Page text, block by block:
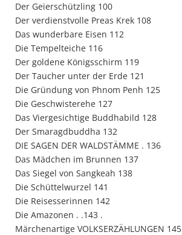
Der Geierschützling 100
Der verdienstvolle Preas Krek 108
Das wunderbare Eisen 112
Die Tempelteiche 116
Der goldene Königsschirm 119
Der Taucher unter der Erde 121
Die Gründung von Phnom Penh 125
Die Geschwisterehe 127
Das Viergesichtige Buddhabild 128
Der Smaragdbuddha 132
DIE SAGEN DER WALDSTÄMME . 136
Das Mädchen im Brunnen 137
Das Siegel von Sangkeah 138
Die Schüttelwurzel 141
Die Reisesserinnen 142
Die Amazonen . .143 .
Märchenartige VOLKSERZÄHLUNGEN 145